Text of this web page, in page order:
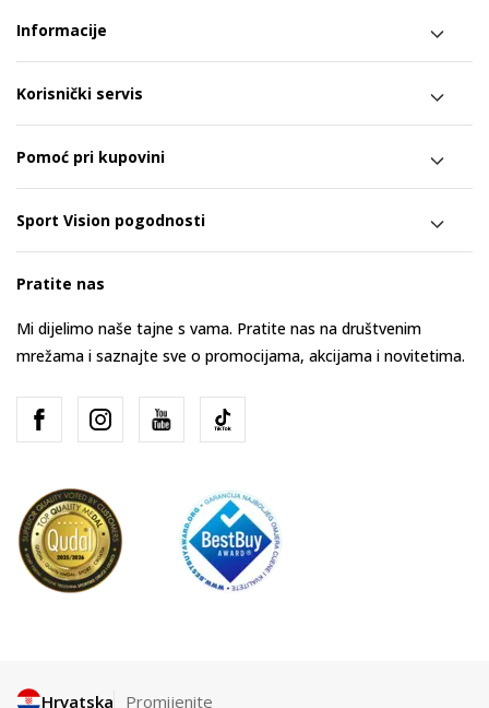
Informacije
Korisnički servis
Pomoć pri kupovini
Sport Vision pogodnosti
Pratite nas
Mi dijelimo naše tajne s vama. Pratite nas na društvenim
mrežama i saznajte sve o promocijama, akcijama i novitetima.
Hrvatska Promijenite